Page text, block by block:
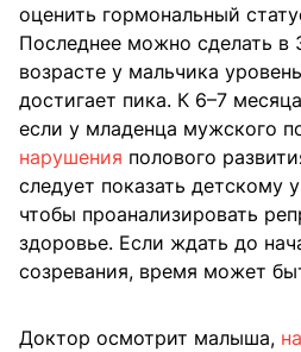
оценить гормональный
Последнее можно сделать в
возрасте у мальчика
достигает пика. К 6–7
если у младенца мужского
нарушения полового
следует показать детскому
чтобы проанализировать
здоровье. Если ждать до
созревания, время может
Доктор осмотрит малыша,